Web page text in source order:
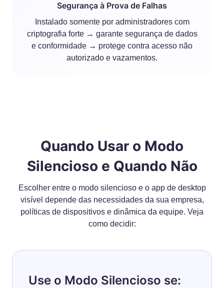
Segurança à Prova de Falhas
Instalado somente por administradores com
criptografia forte → garante segurança de dados
e conformidade → protege contra acesso não
autorizado e vazamentos.
Quando Usar o Modo
Silencioso e Quando Não
Escolher entre o modo silencioso e o app de desktop
visível depende das necessidades da sua empresa,
políticas de dispositivos e dinâmica da equipe. Veja
como decidir:
Use o Modo Silencioso se: